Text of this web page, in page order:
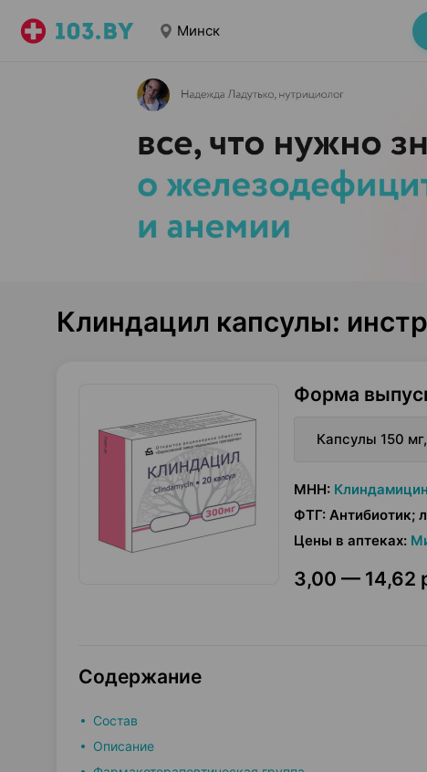
Минск
Клиндацил капсулы:
Форма
Капсулы 150
МНН: Клиндамицин
ФТГ: Антибиотик;
Цены в аптеках:
3,00 — 14,62
Содержание
Состав
Описание